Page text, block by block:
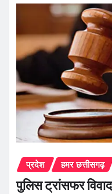
प्रदेश हमर छत्तीसगढ़
पुलिस ट्रांसफर